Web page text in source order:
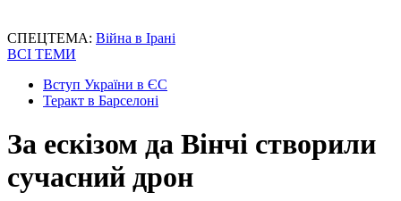
СПЕЦТЕМА: Війна в Ірані
ВСІ ТЕМИ
Вступ України в ЄС
Теракт в Барселоні
За ескізом да Вінчі створили
сучасний дрон